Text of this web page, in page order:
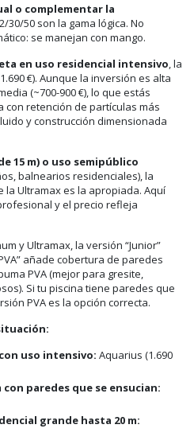
o complementar la
30/50 son la gama lógica. No
se manejan con mango.
en uso residencial intensivo, la
€). Aunque la inversión es alta
(~700-900 €), lo que estás
retención de partículas más
y construcción dimensionada
15 m) o uso semipúblico
balnearios residenciales), la
la Ultramax es la apropiada. Aquí
y el precio refleja
y Ultramax, la versión “Junior”
añade cobertura de paredes
PVA (mejor para gresite,
Si tu piscina tiene paredes que
PVA es la opción correcta.
uso intensivo: Aquarius (1.690
con paredes que se ensucian:
grande hasta 20 m: